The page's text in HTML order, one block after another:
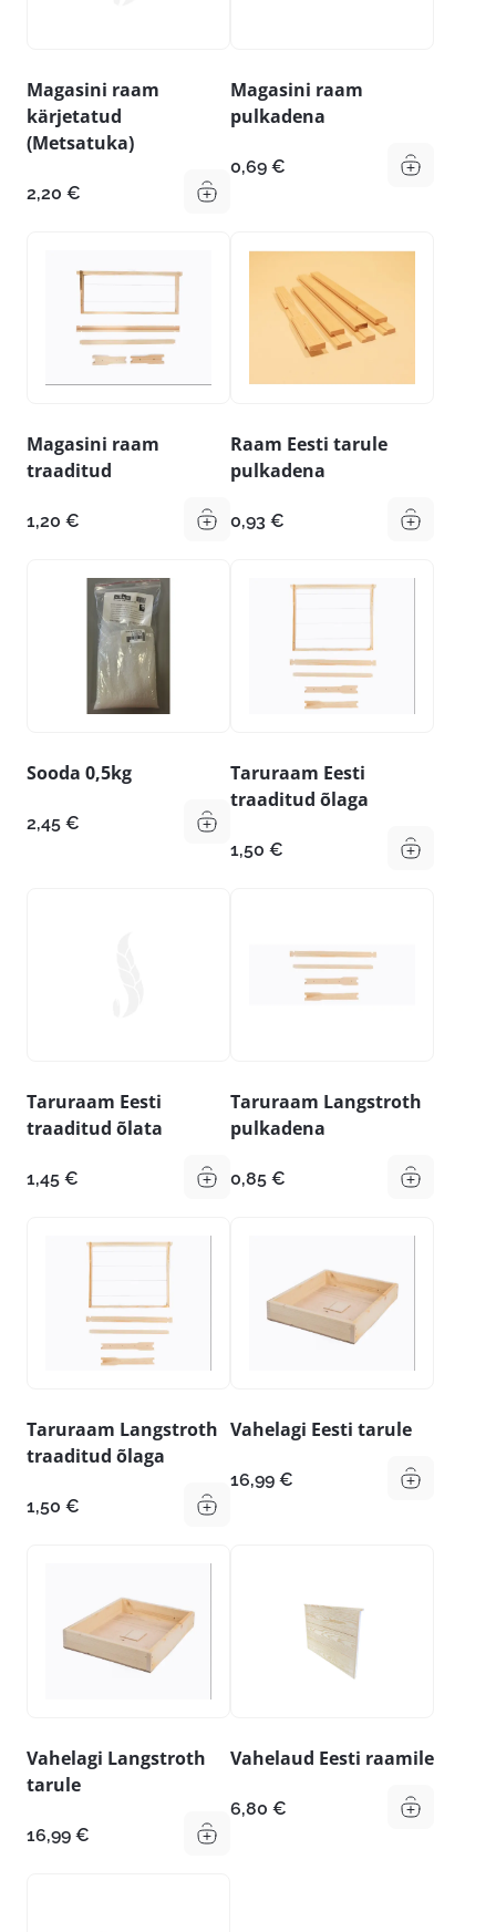
Magasini raam
kärjetatud
(Metsatuka)
2,20 €
Magasini raam
pulkadena
0,69 €
Magasini raam
traaditud
1,20 €
Raam Eesti tarule
pulkadena
0,93 €
Sooda 0,5kg
2,45 €
Taruraam Eesti
traaditud õlaga
1,50 €
Taruraam Eesti
traaditud õlata
1,45 €
Taruraam Langstroth
pulkadena
0,85 €
Taruraam Langstroth
traaditud õlaga
1,50 €
Vahelagi Eesti tarule
16,99 €
Vahelagi Langstroth
tarule
16,99 €
Vahelaud Eesti raamile
6,80 €